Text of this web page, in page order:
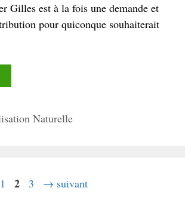
Gilles est à la fois une demande et
pour quiconque souhaiterait
Naturelle
Page
1 Page
2 Page
3 → suivant